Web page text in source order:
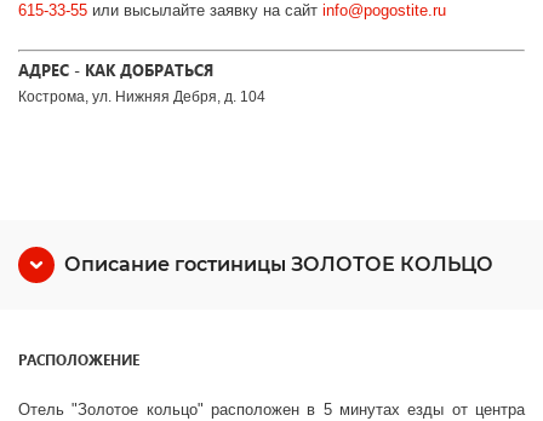
615-33-55 или высылайте заявку на сайт info@pogostite.ru
АДРЕС - КАК ДОБРАТЬСЯ
Кострома, ул. Нижняя Дебря, д. 104
Описание гостиницы ЗОЛОТОЕ КОЛЬЦО
РАСПОЛОЖЕНИЕ
Отель "Золотое кольцо" расположен в 5 минутах езды от центра